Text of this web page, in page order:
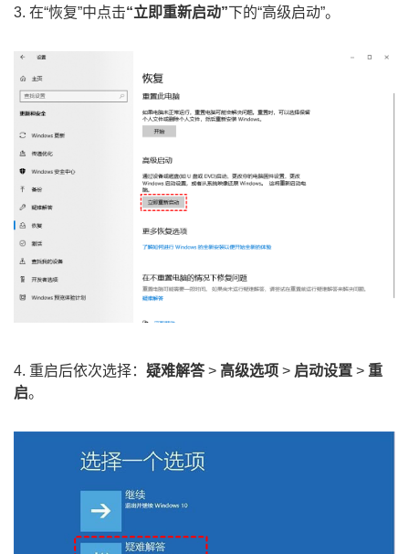
3. 在“恢复”中点击“立即重新启动”下的“高级启动”。
4. 重启后依次选择： 疑难解答> 高级选项 > 启动设置 > 重
启。